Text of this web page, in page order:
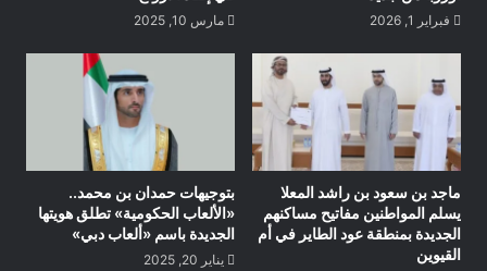
فبراير 1, 2026 مارس 10, 2025
ماجد بن سعود بن راشد المعلا
يسلم المواطنين مفاتيح مساكنهم
الجديدة بمنطقة عود الطاير في أم
القيوين
بتوجيهات حمدان بن محمد..
«الألعاب الحكومية» تطلق هويتها
الجديدة باسم «ألعاب دبي»
يناير 20, 2025